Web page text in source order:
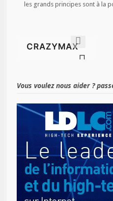
les grands principes sont à la
Vous voulez nous aider ?